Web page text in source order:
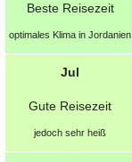
Beste Reisezeit
optimales Klima in Jordanien
Jul
Gute Reisezeit
jedoch sehr heiß